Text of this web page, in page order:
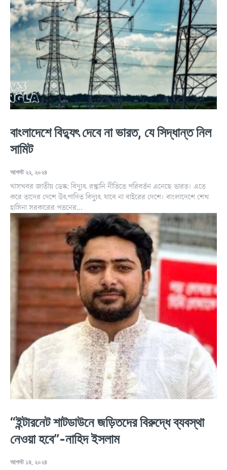
বাংলাদেশে বিদ্যুৎ দেবে না ভারত, যে সিদ্ধান্ত নিল
সামিট
আগস্ট ২২, ২০২৪
খাসখবর জাতীয় ডেস্ক: বিদ্যুৎ রপ্তানি নীতিতে পরিবর্তন এনেছে ভারত। এতে
করে তাদের দেশে উৎপাদিত বিদ্যুৎ যাবে না বাইরের দেশে। বাংলাদেশে শেখ
হাসিনা সরকারের পতনের...
“ইন্টারনেট শাটডাউনে জড়িতদের বিরুদ্ধে ব্যবস্থা
নেওয়া হবে”-নাহিদ ইসলাম
আগস্ট ১৪, ২০২৪